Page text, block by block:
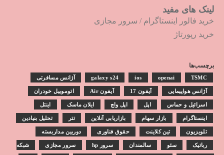
لینک های مفید
خرید فالور اینستاگرام / سرور مجازی
خرید رپورتاژ
برچسب‌ها
galaxy s24 ios openai TSMC آژانس مسافرتی
آژانس هواپیمایی آیفون 17 آیفون Air اتوموبیل خودران
اسرائیل و حماس اپل اپل واچ ایلان ماسک اینتل
اینستاگرام بازار سهام بازاریابی آنلاین تتر تحلیل بنیادین
تلویزیون تین کلاینت حقوق فناوری دوربین مداربسته
رباتیک سئو سالمندان سرور hp سرور مجازی شبکه